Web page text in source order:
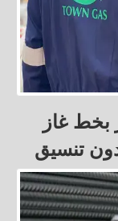
غاز
تنسيق